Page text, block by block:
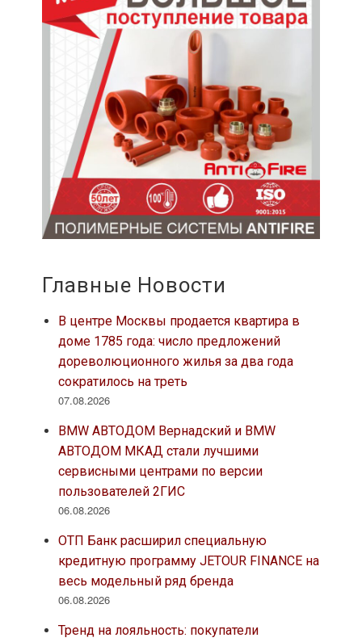
Главные Новости
В центре Москвы продается квартира в
доме 1785 года: число предложений
дореволюционного жилья за два года
сократилось на треть
07.08.2026
BMW АВТОДОМ Вернадский и BMW
АВТОДОМ МКАД стали лучшими
сервисными центрами по версии
пользователей 2ГИС
06.08.2026
ОТП Банк расширил специальную
кредитную программу JETOUR FINANCE на
весь модельный ряд бренда
06.08.2026
Тренд на лояльность: покупатели